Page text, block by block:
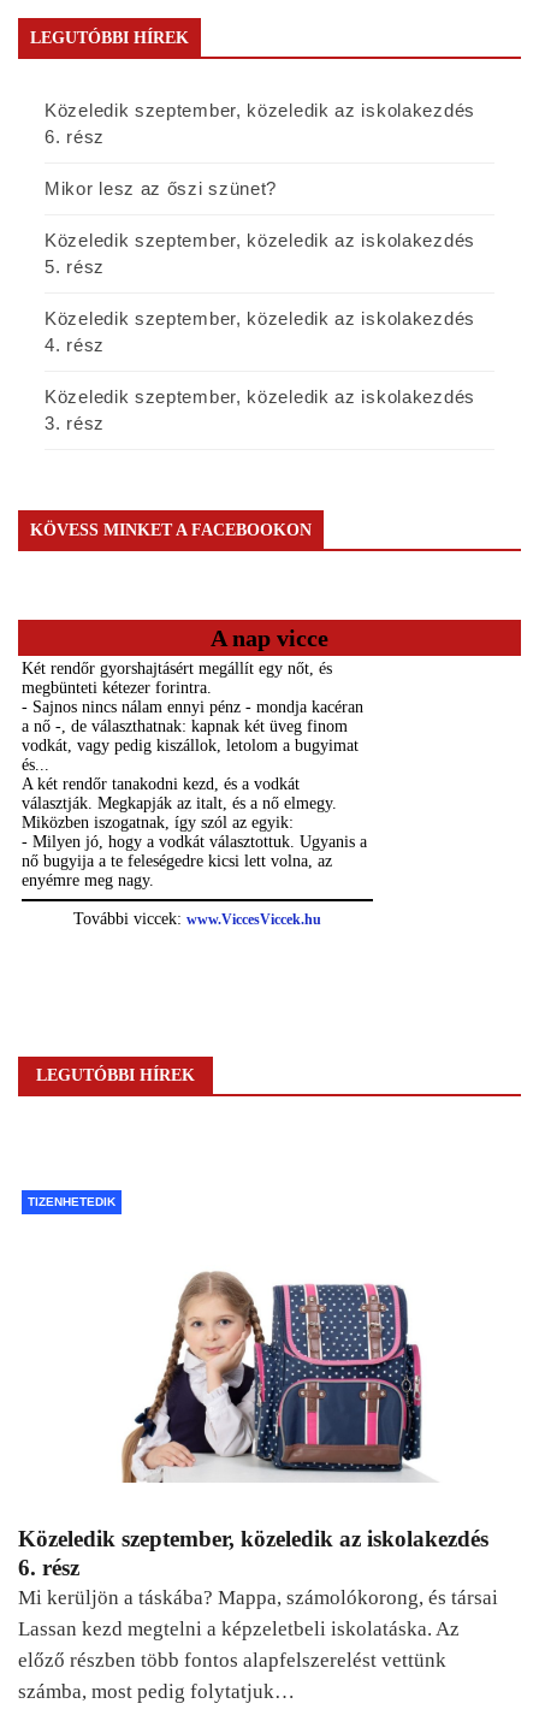
LEGUTÓBBI HÍREK
Közeledik szeptember, közeledik az iskolakezdés
6. rész
Mikor lesz az őszi szünet?
Közeledik szeptember, közeledik az iskolakezdés
5. rész
Közeledik szeptember, közeledik az iskolakezdés
4. rész
Közeledik szeptember, közeledik az iskolakezdés
3. rész
KÖVESS MINKET A FACEBOOKON
A nap vicce
LEGUTÓBBI HÍREK
TIZENHETEDIK
Közeledik szeptember, közeledik az iskolakezdés
6. rész
Mi kerüljön a táskába? Mappa, számolókorong, és társai
Lassan kezd megtelni a képzeletbeli iskolatáska. Az
előző részben több fontos alapfelszerelést vettünk
számba, most pedig folytatjuk…